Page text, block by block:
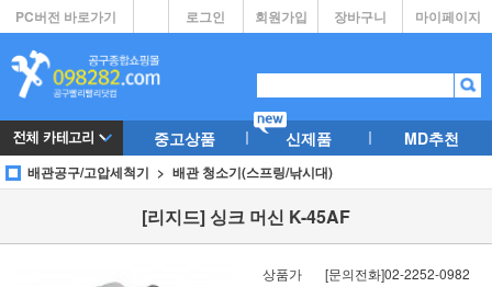
PC버전 바로가기 마이페이지
장바구니
회원가입
로그인
중고상품 신제품 MD추천
배관공구/고압세척기 배관 청소기(스프링/낚시대)
[리지드] 싱크 머신 K-45AF
상품가
[문의전화]02-2252-0982